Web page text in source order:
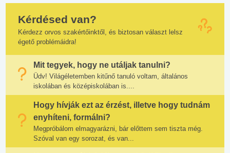
Kérdésed van?
Kérdezz orvos szakértőinktől, és biztosan választ lelsz
égető problémáidra!
Mit tegyek, hogy ne utáljak tanulni?
Üdv! Világéletemben kitűnő tanuló voltam, általános
iskolában és középiskolában is....
Hogy hívják ezt az érzést, illetve hogy tudnám
enyhíteni, formálni?
Megpróbálom elmagyarázni, bár előttem sem tiszta még.
Szóval van egy sorozat, és van...